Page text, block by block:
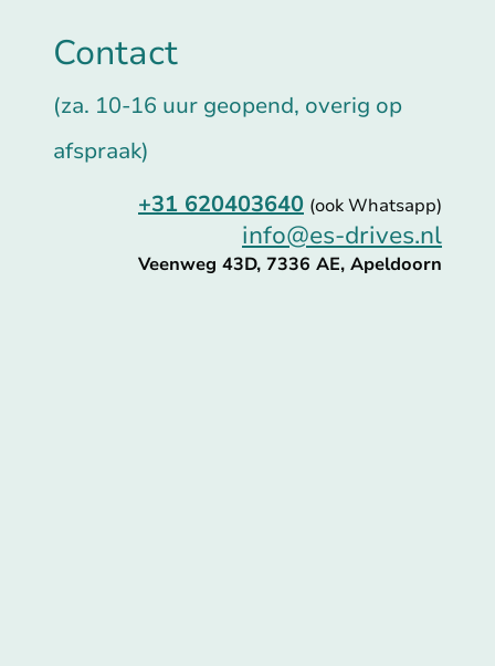
Contact
(za. 10-16 uur geopend, overig op
afspraak)
+31 620403640 (ook Whatsapp)
info@es-drives.nl
Veenweg 43D, 7336 AE, Apeldoorn